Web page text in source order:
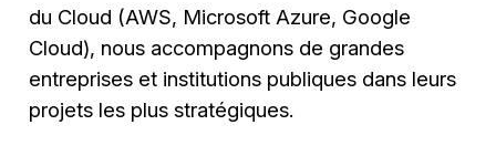
du Cloud (AWS, Microsoft Azure, Google
Cloud), nous accompagnons de grandes
entreprises et institutions publiques dans leurs
projets les plus stratégiques.